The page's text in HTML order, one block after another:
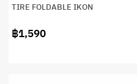
TIRE FOLDABLE IKON
฿1,590